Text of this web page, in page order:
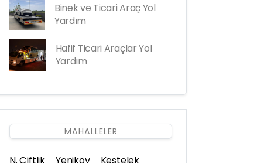
Binek ve Ticari Araç Yol
Yardım
Hafif Ticari Araçlar Yol
Yardım
MAHALLELER